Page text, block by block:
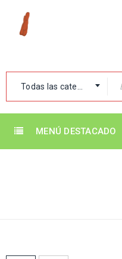
Todas las categorías
MENÚ DESTACADO